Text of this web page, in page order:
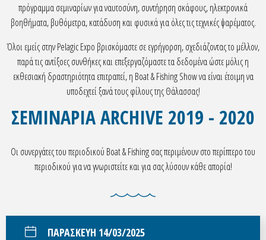
πρόγραμμα σεμιναρίων για ναυτοσύνη, συντήρηση σκάφους, ηλεκτρονικά
βοηθήματα, βυθόμετρα, κατάδυση και φυσικά για όλες τις τεχνικές ψαρέματος.
Όλοι εμείς στην Pelagic Expo βρισκόμαστε σε εγρήγορση, σχεδιάζοντας το μέλλον,
παρά τις αντίξοες συνθήκες και επεξεργαζόμαστε τα δεδομένα ώστε μόλις η
εκθεσιακή δραστηριότητα επιτραπεί, η Boat & Fishing Show να είναι έτοιμη να
υποδεχτεί ξανά τους φίλους της Θάλασσας!
ΣΕΜΙΝΑΡΙΑ ARCHIVE 2019 - 2020
Οι συνεργάτες του περιοδικού Boat & Fishing σας περιμένουν στο περίπτερο του
περιοδικού για να γνωριστείτε και για σας λύσουν κάθε απορία!
ΠΑΡΑΣΚΕΥΗ 14/03/2025